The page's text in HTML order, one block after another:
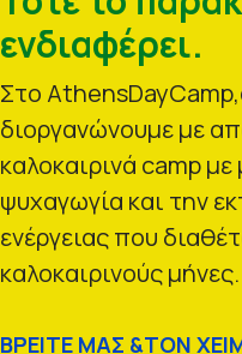
ενδιαφέρει.
Στο
διοργανώνουμε με
καλοκαιρινά camp
ψυχαγωγία και την
ενέργειας που
καλοκαιρινούς μήνες.
ΒΡΕΙΤΕ ΜΑΣ &ΤΟΝ